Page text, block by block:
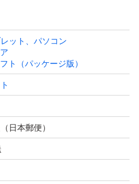
2024（オンラインコー
す。
ット、パソコン
ト（パッケージ版）
日本郵便）